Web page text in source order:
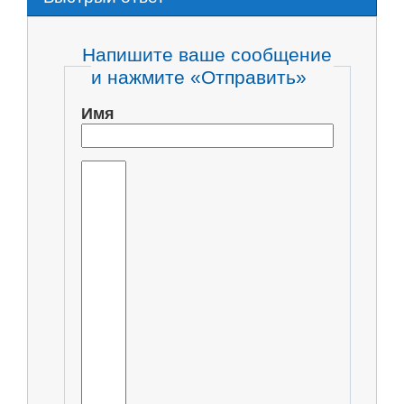
Напишите ваше сообщение
и нажмите «Отправить»
Имя